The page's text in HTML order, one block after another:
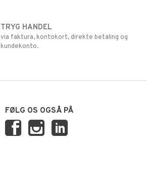
TRYG HANDEL
via faktura, kontokort, direkte betaling og
kundekonto.
FØLG OS OGSÅ PÅ